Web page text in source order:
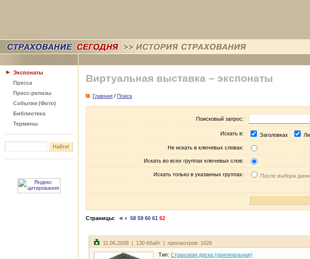
Экспонаты
Пресса
Пресс-релизы
События (Фото)
Библиотека
Термины
Виртуальная выставка – экспонаты
Главная / Поиск
Поисковый запрос:
Искать в: Заголовках
Не искать в ключевых словах:
Искать во всех группах ключевых слов:
Искать только в указанных группах: После выбора
Страницы: 58 59 60 61 62
11.06.2008 | 130 Кбайт | просмотров: 1626
Тип: Страховая доска (оригинальная)